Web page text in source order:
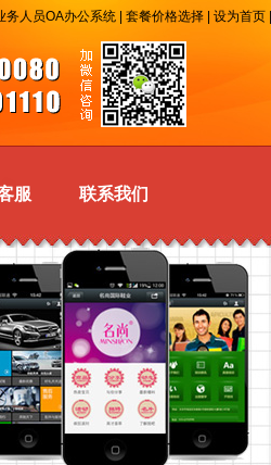
务人员OA办公系统 套餐价格选择 设为首页
服 联系我们